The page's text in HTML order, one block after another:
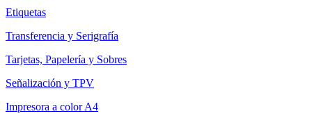
Etiquetas
Transferencia y Serigrafía
Tarjetas, Papelería y Sobres
Señalización y TPV
Impresora a color A4